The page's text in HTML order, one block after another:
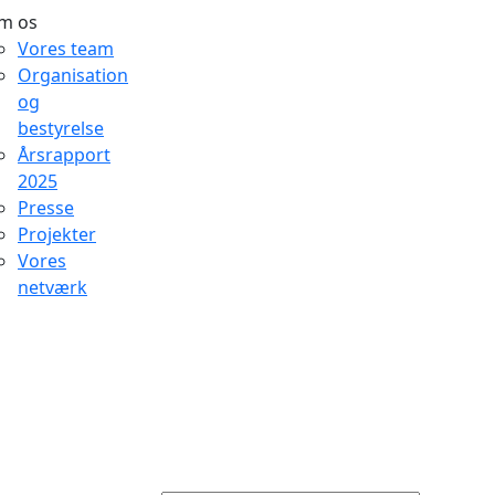
os
Vores team
Organisation
og
bestyrelse
Årsrapport
2025
Presse
Projekter
Vores
netværk